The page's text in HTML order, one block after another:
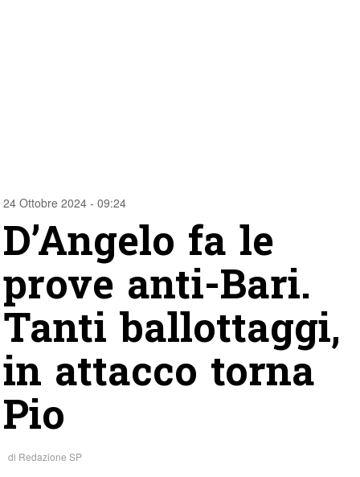
24 Ottobre 2024 - 09:24
D’Angelo fa le
prove anti-Bari.
Tanti ballottaggi,
in attacco torna
Pio
di Redazione SP